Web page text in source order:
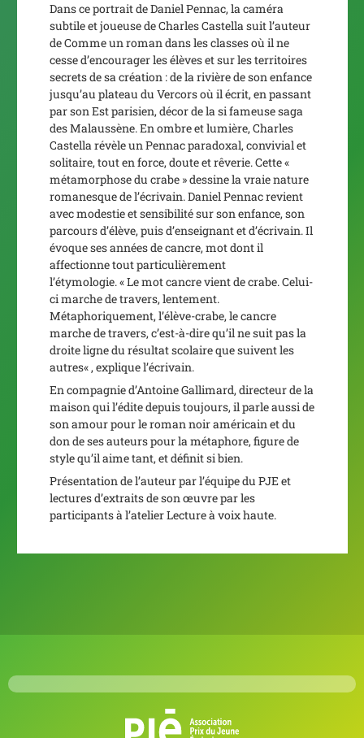
Dans ce portrait de Daniel Pennac, la caméra
subtile et joueuse de Charles Castella suit l’auteur
deComme un romandans les classes où il ne
cesse d’encourager les élèves et sur les territoires
secrets de sa création : de la rivière de son enfance
jusqu’au plateau du Vercors où il écrit, en passant
par son Est parisien, décor de la si fameuse saga
des Malaussène. En ombre et lumière, Charles
Castella révèle un Pennac paradoxal, convivial et
solitaire, tout en force, doute et rêverie. Cette «
métamorphose du crabe » dessine la vraie nature
romanesque de l’écrivain. Daniel Pennac revient
avec modestie et sensibilité sur son enfance, son
parcours d’élève, puis d’enseignant et d’écrivain. Il
évoque ses années de cancre, mot dont il
affectionne tout particulièrement
l’étymologie.« Le mot cancre vient de crabe. Celui-
cimarche de travers, lentement.
Métaphoriquement, l’élève-crabe, le cancre
marche de travers,c’est-à-dire qu’il ne suit pas la
droite ligne du résultat scolaire que suivent les
autres« , explique l’écrivain.
En compagnie d’Antoine Gallimard, directeur de la
maison qui l’édite depuis toujours, il parle aussi de
son amour pour le roman noir américain et du
don de ses auteurs pour la métaphore, figure de
style qu’il aime tant, et définit si bien.
Présentation de l’auteur par l’équipe du PJE et
lectures d’extraits de son œuvre par les
participants à l’atelier Lecture à voix haute.